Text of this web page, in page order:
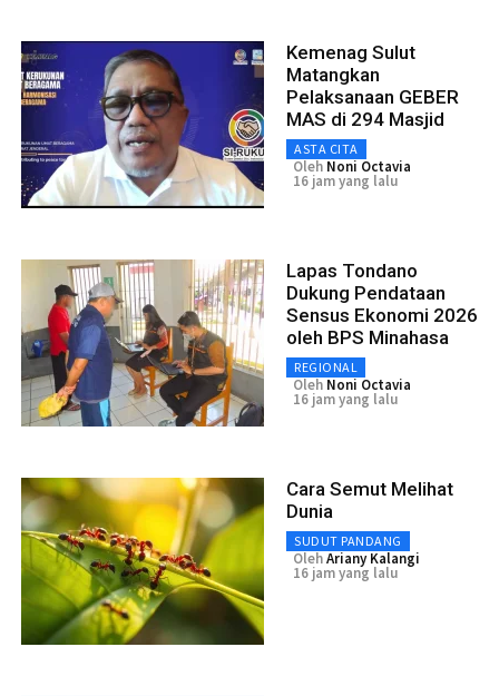
Kemenag Sulut
Matangkan
Pelaksanaan GEBER
MAS di 294 Masjid
ASTA CITA
Oleh Noni Octavia
16 jam yang lalu
Lapas Tondano
Dukung Pendataan
Sensus Ekonomi 2026
oleh BPS Minahasa
REGIONAL
Oleh Noni Octavia
16 jam yang lalu
Cara Semut Melihat
Dunia
SUDUT PANDANG
OlehAriany Kalangi
16 jam yang lalu